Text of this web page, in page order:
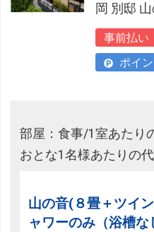
岡 別邸
事前払い
ポイ
部屋：食事/1室あたり
おとな1名様あたりの
山の音(８畳＋ツイ
ャワーのみ（浴槽